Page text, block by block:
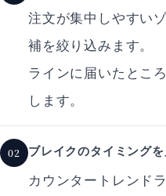
注文が集中しやすい
補を絞り込みます。
ラインに届いたとこ
します。
02 ブレイクのタイミング
カウンタートレンド